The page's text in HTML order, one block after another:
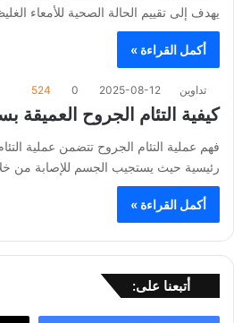
يهدف إلى تقييم الحالة الصحية للأمعاء
أكمل القراءة »
تداوين 2025-08-12
0
524
كيفية التئام الجروح العميقة
فهم عملية التئام الجروح تتضمن عملية
رئيسية حيث يستجيب الجسم للإصابة من
أكمل القراءة »
أتبعنا على: